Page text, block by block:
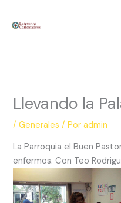
Llevando la
/Generales / Poradmin
La Parroquia el Buen
enfermos. Con Teo